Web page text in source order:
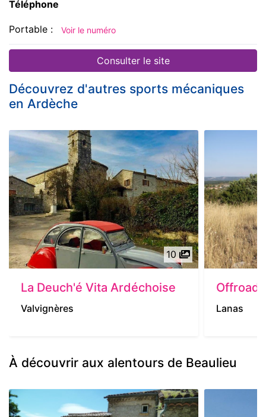
Téléphone
Portable : Voir le numéro
Consulter le site
Découvrez d'autres sports mécaniques
en Ardèche
10
La Deuch'é Vita Ardéchoise
Valvignères
Offroad
Lanas
À découvrir aux alentours de Beaulieu